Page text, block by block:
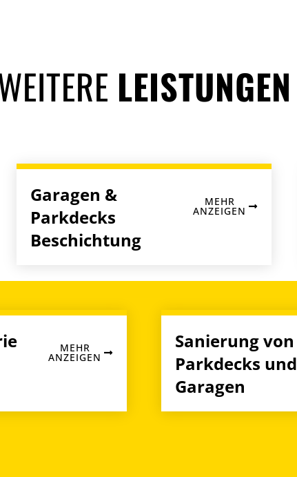
LEISTUNGEN
Garagen &
Parkdecks
Beschichtung
MEHR
ANZEIGEN
MEHR
ANZEIGEN
Sanierung von
Parkdecks und
Garagen